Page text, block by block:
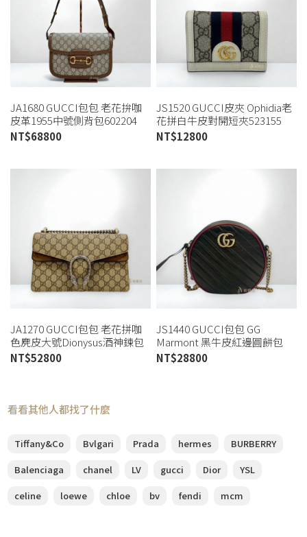
JA1680 GUCCI包包 老花拚咖
皮革1955中號側背包602204
(桃園店)
NT$68800
JS1520 GUCCI皮夾 Ophidia老
花拼白牛皮對開短夾523155
(板橋店)
NT$12800
JA1270 GUCCI包包 老花拼咖
色麂皮大號Dionysus酒神鍊包
400249 (桃園店)
NT$52800
JS1440 GUCCI包包 GG
Marmont 黑牛皮紅邊圓餅包
550154 (板橋店)
NT$28800
看看其他人都找了什麼
Tiffany&Co Bvlgari Prada hermes
BURBERRY
Balenciaga
chanel LV gucci Dior
YSL
celine
loewe chloe bv fendi mcm